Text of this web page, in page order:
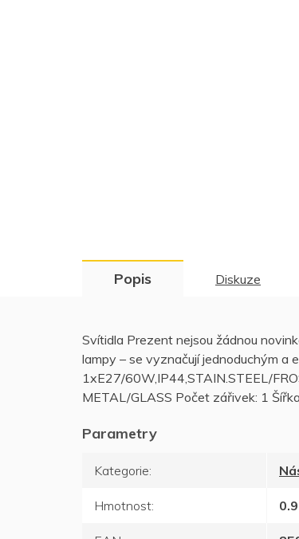
Popis Diskuze
Svítidla Prezent nejsou žádnou
lampy – se vyznačují jednoduchým a
1xE27/60W,IP44,STAIN.STEEL/
METAL/GLASS Počet zářivek: 1
Kategorie:
Hmotnost: